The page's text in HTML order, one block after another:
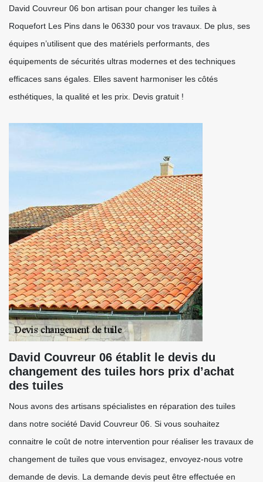
David Couvreur 06 bon artisan pour changer les tuiles à
Roquefort Les Pins dans le 06330 pour vos travaux. De plus, ses
équipes n’utilisent que des matériels performants, des
équipements de sécurités ultras modernes et des techniques
efficaces sans égales. Elles savent harmoniser les côtés
esthétiques, la qualité et les prix. Devis gratuit !
David Couvreur 06 établit le devis du
changement des tuiles hors prix d’achat
des tuiles
Nous avons des artisans spécialistes en réparation des tuiles
dans notre société David Couvreur 06. Si vous souhaitez
connaitre le coût de notre intervention pour réaliser les travaux de
changement de tuiles que vous envisagez, envoyez-nous votre
demande de devis. La demande devis peut être effectuée en